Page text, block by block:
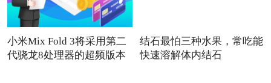
小米Mix Fold 3将采用第二
代骁龙8处理器的超频版本
结石最怕三种水果，常吃能
快速溶解体内结石